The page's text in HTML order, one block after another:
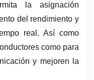
la asignación
del rendimiento y
real. Así como
como para
y mejoren la